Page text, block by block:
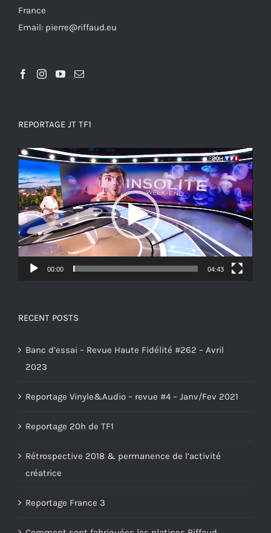
France
Email: pierre@riffaud.eu
REPORTAGE JT TF1
Lecteur
vidéo
00:00 04:43
RECENT POSTS
Banc d’essai – Revue Haute Fidélité #262 – Avril
2023
Reportage Vinyle&Audio – revue #4 – Janv/Fev 2021
Reportage 20h de TF1
Rétrospective 2018 & permanence de l’activité
créatrice
Reportage France 3